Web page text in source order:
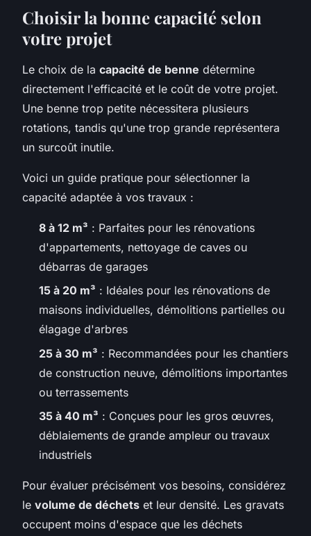
Choisir la bonne capacité selon
votre projet
Le choix de la capacité de benne détermine
directement l'efficacité et le coût de votre projet.
Une benne trop petite nécessitera plusieurs
rotations, tandis qu'une trop grande représentera
un surcoût inutile.
Voici un guide pratique pour sélectionner la
capacité adaptée à vos travaux :
8 à 12 m³ : Parfaites pour les rénovations
d'appartements, nettoyage de caves ou
débarras de garages
15 à 20 m³ : Idéales pour les rénovations de
maisons individuelles, démolitions partielles ou
élagage d'arbres
25 à 30 m³ : Recommandées pour les chantiers
de construction neuve, démolitions importantes
ou terrassements
35 à 40 m³ : Conçues pour les gros œuvres,
déblaiements de grande ampleur ou travaux
industriels
Pour évaluer précisément vos besoins, considérez
le volume de déchets et leur densité. Les gravats
occupent moins d'espace que les déchets